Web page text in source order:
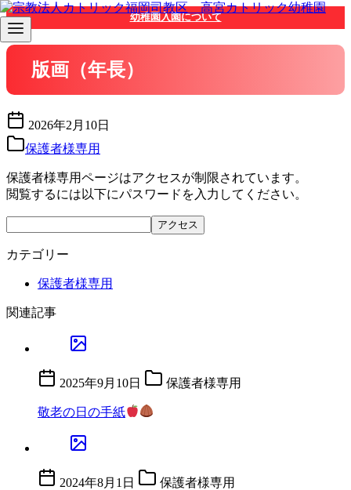
コ
ン
テ
へ
移
動
幼稚園入園について
版画（年長）
2026年2月10日
保護者様専用
保護者様専用ページはアクセスが制限されています。
閲覧するには以下にパスワードを入力してください。
カテゴリー
保護者様専用
関連記事
2025年9月10日 保護者様専用
敬老の日の手紙
2024年8月1日 保護者様専用